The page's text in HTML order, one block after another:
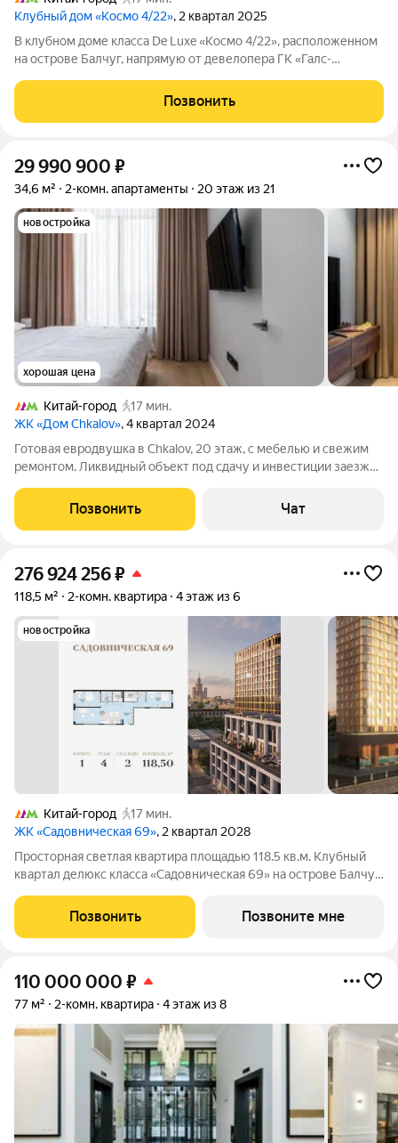
Клубный дом «Космо 4/22», 2 квартал 2025
В клубном доме класса De Luxe «Космо 4/22», расположенном
на острове Балчуг, напрямую от девелопера ГК «Галс-
общей площадью 138.90 м. Квартира предлагается без
отделки, со свободной
Позвонить
29 990 900 ₽
34,6 м² 2-комн. апартаменты 20 этаж из 21
новостройка
хорошая цена
Китай-город
17 мин.
ЖК «Дом Chkalov», 4 квартал 2024
Готовая евродвушка в Chkalov, 20 этаж, с мебелью и свежим
ремонтом. Ликвидный объект под сдачу и инвестиции заезжай
Метро 2 минуты. Поможем настроить поток арендаторов.
Предлагаю стильный и
Позвонить Чат
276 924 256₽
118,5 м² 2-комн. квартира 4 этаж из 6
новостройка
Китай-город
17 мин.
ЖК «Садовническая 69», 2 квартал 2028
Просторная светлая квартира площадью 118.5 кв.м. Клубный
квартал делюкс класса «Садовническая 69» на острове Балчуг
Садовнической набережной, золотой остров Балчуг. Тишина и
уединённость сочетаются с
Позвонить Позвоните мне
110 000 000 ₽
77 м² 2-комн. квартира 4 этаж из 8